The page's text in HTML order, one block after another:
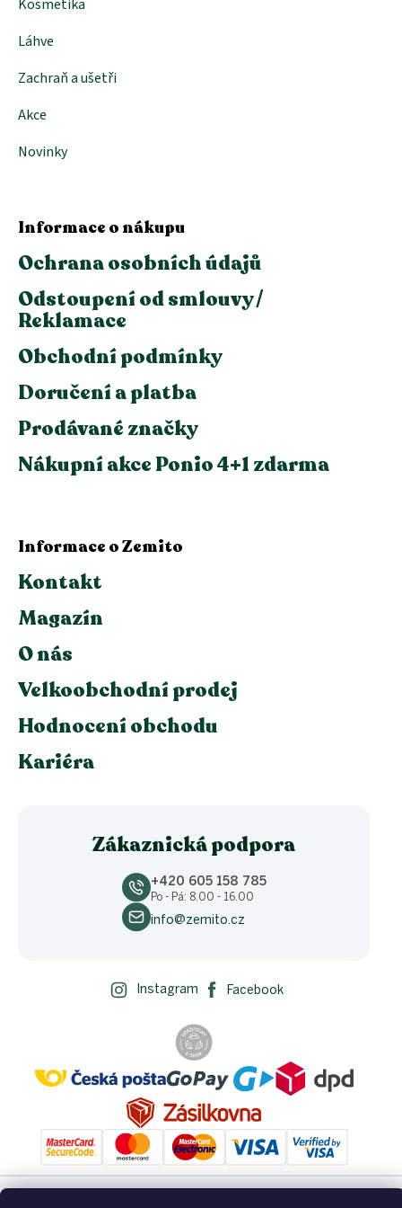
Kosmetika
Láhve
Zachraň a ušetři
Akce
Novinky
Informace o nákupu
Ochrana osobních údajů
Odstoupení od smlouvy /
Reklamace
Obchodní podmínky
Doručení a platba
Prodávané značky
Nákupní akce Ponio 4+1 zdarma
Informace o Zemito
Kontakt
Magazín
O nás
Velkoobchodní prodej
Hodnocení obchodu
Kariéra
Zákaznická podpora
+420 605 158 785
Po - Pá: 8.00 - 16.00
info@zemito.cz
Instagram Facebook